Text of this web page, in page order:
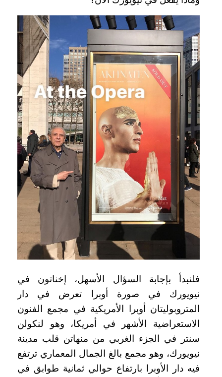
فلنبدأ بإجابة السؤال الأسهل، إخناتون في
نيويورك في صورة أوبرا تعرض في دار
المتروبوليتان أوبرا الأمريكية في مجمع الفنون
الاستعراضية الأشهر في أمريكا، وهو لنكولن
سنتر في الجزء الغربي من منهاتن قلب مدينة
نيويورك، وهو مجمع بالغ الجمال المعماري ترتفع
فيه دار الأوبرا بارتفاع حوالي ثمانية طوابق في